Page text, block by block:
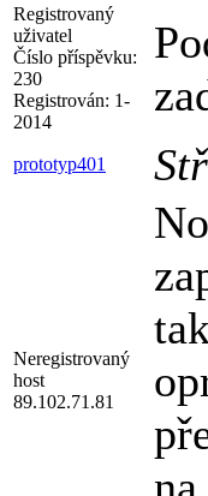
Registrovaný
uživatel
Číslo příspěvku:
230
Registrován: 1-
2014
prototyp401
Neregistrovaný
host
89.102.71.81